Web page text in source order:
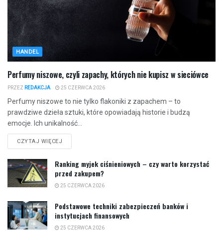
HANDEL
Perfumy niszowe, czyli zapachy, których nie kupisz w sieciówce
PRZEZ REDAKCJA 25 CZERWCA 2026
Perfumy niszowe to nie tylko flakoniki z zapachem – to
prawdziwe dzieła sztuki, które opowiadają historie i budzą
emocje. Ich unikalność...
CZYTAJ WIĘCEJ
Ranking myjek ciśnieniowych – czy warto korzystać
przed zakupem?
25 CZERWCA 2026
Podstawowe techniki zabezpieczeń banków i
instytucjach finansowych
25 CZERWCA 2026